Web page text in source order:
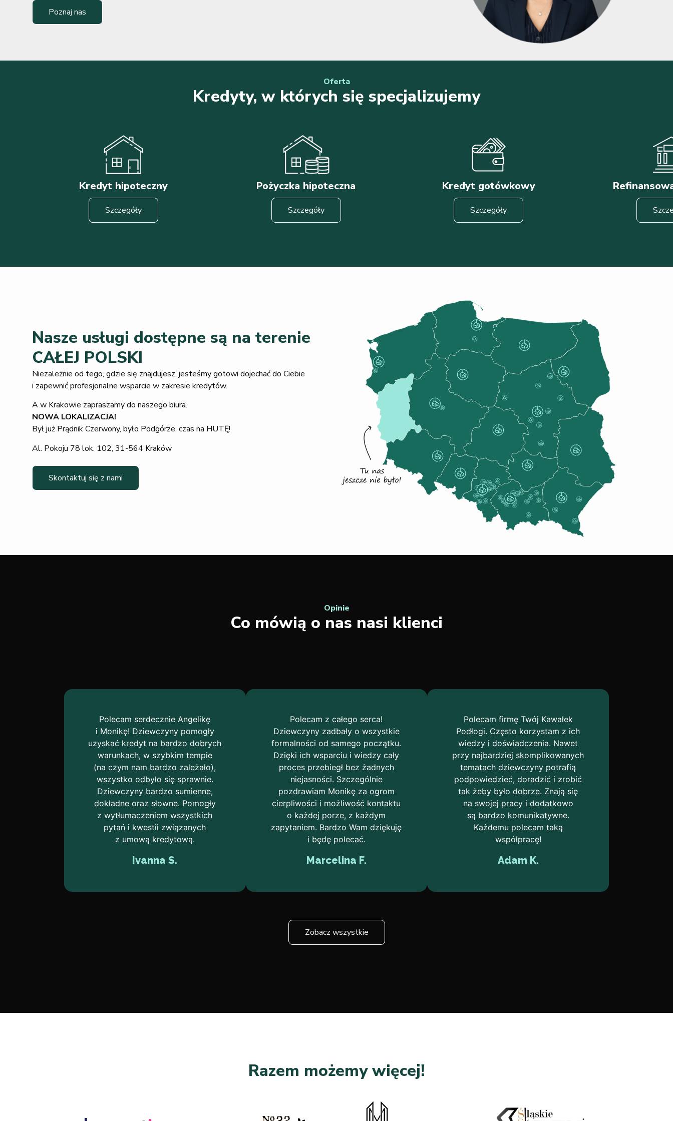
Poznaj nas
Oferta
Kredyty, w których się specjalizujemy
Kredyt hipoteczny
Szczegóły
Pożyczka hipoteczna
Szczegóły
Kredyt gotówkowy
Szczegóły
Nasze usługi dostępne są na terenie
CAŁEJ POLSKI
Niezależnie od tego, gdzie się znajdujesz, jesteśmy gotowi dojechać do Ciebie
i zapewnić profesjonalne wsparcie w zakresie kredytów.
A w Krakowie zapraszamy do naszego biura.
NOWA LOKALIZACJA!
Był już Prądnik Czerwony, było Podgórze, czas na HUTĘ!
Al. Pokoju 78 lok. 102, 31-564 Kraków
Skontaktuj się z nami
Opinie
Co mówią o nas nasi klienci
Polecam serdecznie Angelikę
i Monikę! Dziewczyny pomogły
uzyskać kredyt na bardzo dobrych
warunkach, w szybkim tempie
(na czym nam bardzo zależało),
wszystko odbyło się sprawnie.
Dziewczyny bardzo sumienne,
dokładne oraz słowne. Pomogły
z wytłumaczeniem wszystkich
pytań i kwestii związanych
z umową kredytową.
Ivanna S.
Polecam z całego serca!
Dziewczyny zadbały o wszystkie
formalności od samego początku.
Dzięki ich wsparciu i wiedzy cały
proces przebiegł bez żadnych
niejasności. Szczególnie
pozdrawiam Monikę za ogrom
cierpliwości i możliwość kontaktu
o każdej porze, z każdym
zapytaniem. Bardzo Wam dziękuję
i będę polecać.
Marcelina F.
Polecam firmę Twój Kawałek
Podłogi. Często korzystam z ich
wiedzy i doświadczenia. Nawet
przy najbardziej skomplikowanych
tematach dziewczyny potrafią
podpowiedzieć, doradzić i zrobić
tak żeby było dobrze. Znają się
na swojej pracy i dodatkowo
są bardzo komunikatywne.
Każdemu polecam taką
współpracę!
Adam K.
Zobacz wszystkie
Razem możemy więcej!